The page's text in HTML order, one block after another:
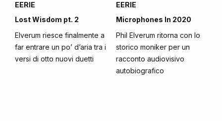
EERIE
Lost Wisdom pt. 2
Elverum riesce finalmente a
far entrare un po’ d’aria tra i
versi di otto nuovi duetti
EERIE
Microphones In 2020
Phil Elverum ritorna con lo
storico moniker per un
racconto audiovisivo
autobiografico